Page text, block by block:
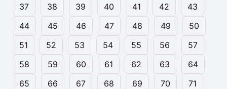
37
38 39 40 41 42
43
44
45 46 47 48 49
50
51
52 53 54 55 56
57
58
59 60 61 62 63
64
65
66 67 68 69 70
71